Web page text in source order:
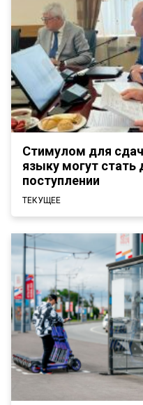
Стимулом для
языку могут
поступлении
ТЕКУЩЕЕ